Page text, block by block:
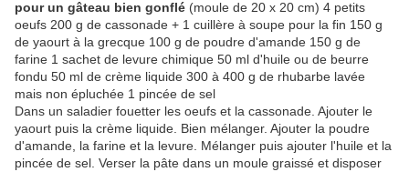
pour un gâteau bien gonflé (moule de 20 x 20 cm) 4 petits
oeufs 200 g de cassonade + 1 cuillère à soupe pour la fin 150 g
de yaourt à la grecque 100 g de poudre d'amande 150 g de
farine 1 sachet de levure chimique 50 ml d'huile ou de beurre
fondu 50 ml de crème liquide 300 à 400 g de rhubarbe lavée
mais non épluchée 1 pincée de sel
Dans un saladier fouetter les oeufs et la cassonade. Ajouter le
yaourt puis la crème liquide. Bien mélanger. Ajouter la poudre
d'amande, la farine et la levure. Mélanger puis ajouter l'huile et la
pincée de sel. Verser la pâte dans un moule graissé et disposer